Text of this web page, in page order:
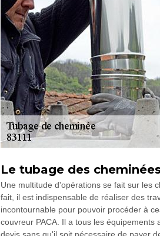
Le tubage des
Une multitude d'opérations se fait sur les
fait, il est indispensable de réaliser des
incontournable pour pouvoir procéder à
couvreur PACA. Il a tous les